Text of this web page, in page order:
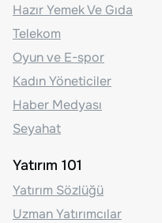
Hazır Yemek Ve Gıda
Telekom
Oyun ve E-spor
Kadın Yöneticiler
Haber Medyası
Seyahat
Yatırım 101
Yatırım Sözlüğü
Uzman Yatırımcılar